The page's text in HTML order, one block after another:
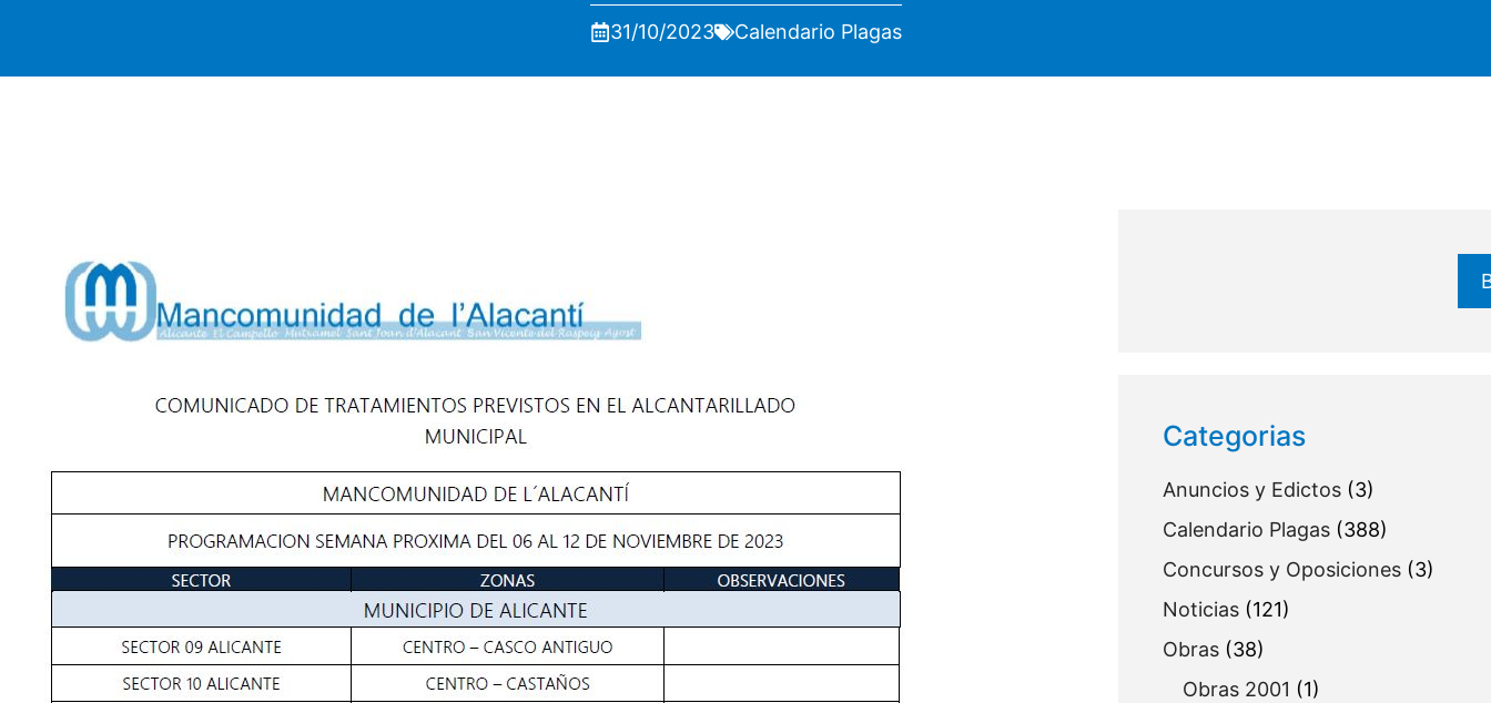
31/10/2023 Calendario Plagas
Categorias
Anuncios y Edictos (3)
Calendario Plagas (388)
Concursos y Oposiciones (3)
Noticias (121)
Obras (38)
Obras 2001 (1)